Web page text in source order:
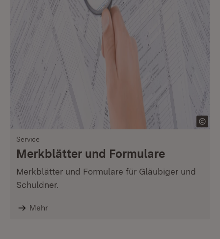
Service
Merkblätter und Formulare
Merkblätter und Formulare für Gläubiger und
Schuldner.
Mehr